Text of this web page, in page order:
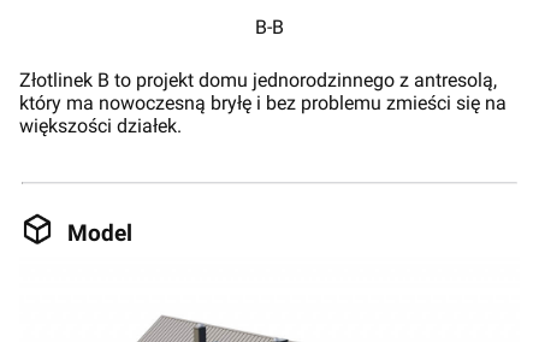
B-B
Złotlinek B to projekt domu jednorodzinnego z antresolą,
który ma nowoczesną bryłę i bez problemu zmieści się na
większości działek.
Model